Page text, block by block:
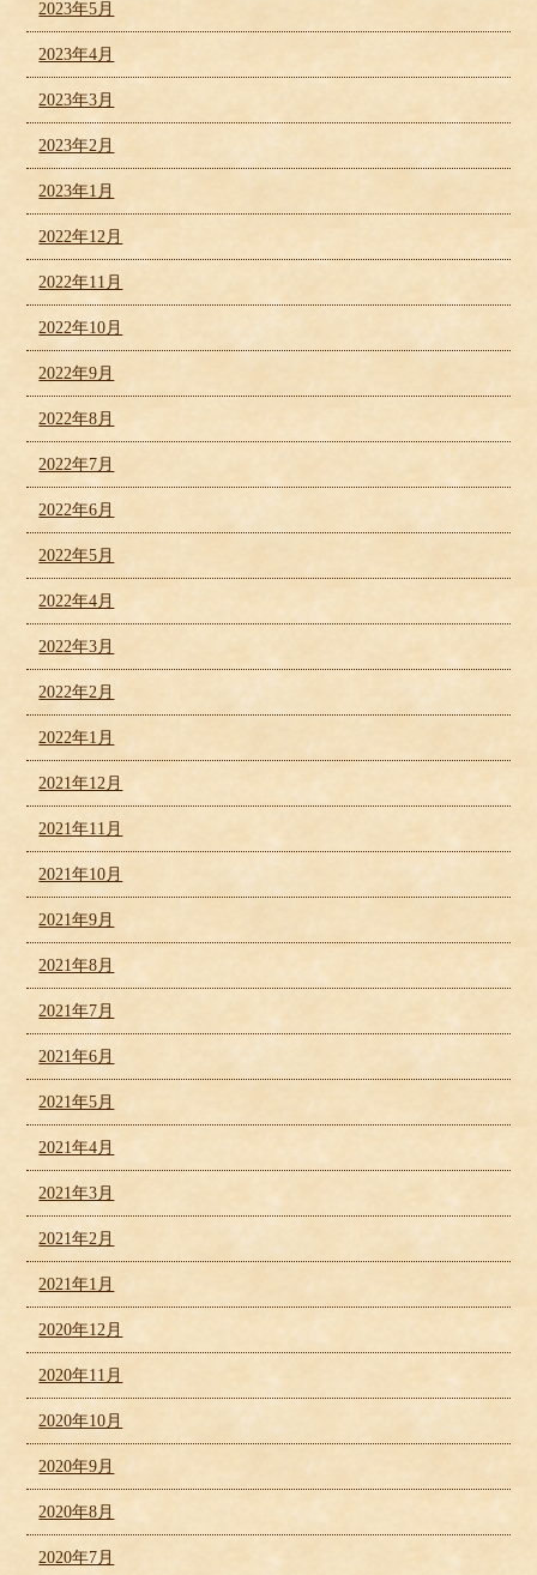
2023年5月
2023年4月
2023年3月
2023年2月
2023年1月
2022年12月
2022年11月
2022年10月
2022年9月
2022年8月
2022年7月
2022年6月
2022年5月
2022年4月
2022年3月
2022年2月
2022年1月
2021年12月
2021年11月
2021年10月
2021年9月
2021年8月
2021年7月
2021年6月
2021年5月
2021年4月
2021年3月
2021年2月
2021年1月
2020年12月
2020年11月
2020年10月
2020年9月
2020年8月
2020年7月